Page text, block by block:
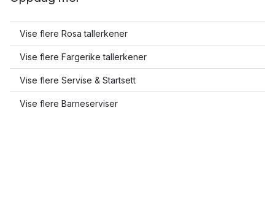
Vise flere Rosa tallerkener
Vise flere Fargerike tallerkener
Vise flere Servise & Startsett
Vise flere Barneserviser